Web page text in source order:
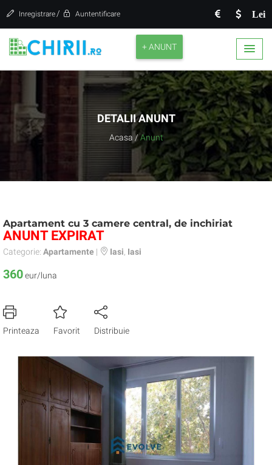
Lei
Inregistrare / Auntentificare
+ ANUNT
DETALII ANUNT
Acasa / Anunt
Apartament cu 3 camere central, de inchiriat
ANUNT EXPIRAT
Categorie: Apartamente | Iasi Iasi
360eur/luna
Printeaza Favorit Distribuie